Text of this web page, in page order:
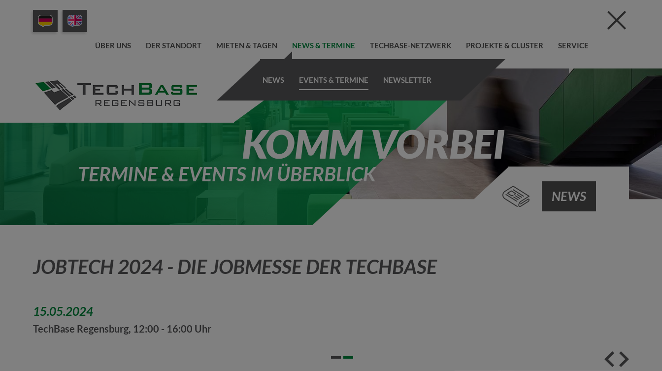
ÜBER UNS DER STANDORT MIETEN & TAGEN NEWS & TERMINE
NEWS EVENTS & TERMINE NEWSLETTER
TECHBASE-NETZWERK PROJEKTE & CLUSTER SERVICE
KOMM VORBEI
TERMINE & EVENTS IM ÜBERBLICK
NEWS
JOBTECH 2024 - DIE JOBMESSE DER TECHBASE
15.05.2024
TechBase Regensburg, 12:00 - 16:00 Uhr